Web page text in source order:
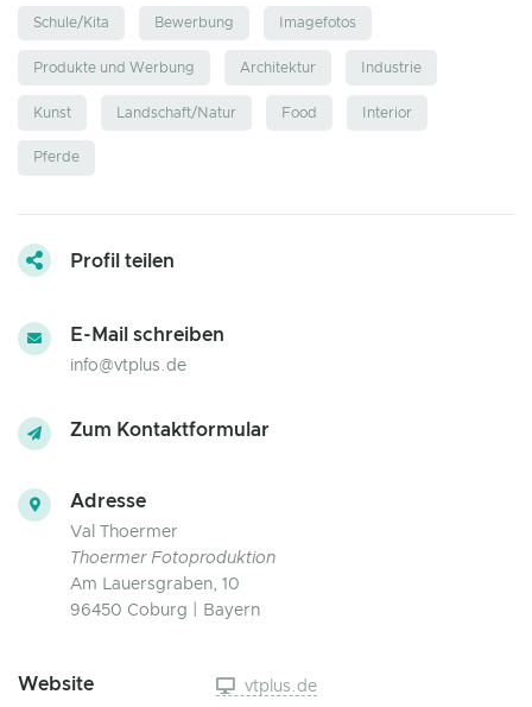
Schule/Kita Bewerbung Imagefotos
Produkte und Werbung Architektur Industrie
Kunst Landschaft/Natur Food Interior
Pferde
Profil teilen
E-Mail schreiben
info@vtplus.de
Zum Kontaktformular
Adresse
Val Thoermer
Thoermer Fotoproduktion
Am Lauersgraben, 10
96450 Coburg | Bayern
Website vtplus.de